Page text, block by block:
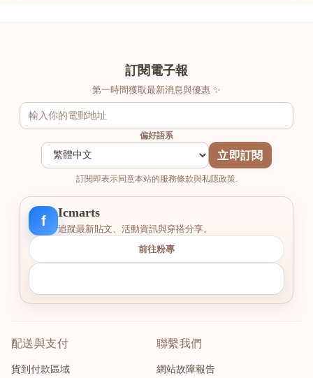
訂閱電子報
第一時間獲取最新消息與優惠 ✨
偏好語系
立即訂閱
訂閱即表示同意本站的服務條款與私隱政策.
f
Icmarts
追蹤最新貼文、活動資訊與穿搭分享。
前往粉專
配送與支付
貨到付款區域
聯繫我們
網站故障報告